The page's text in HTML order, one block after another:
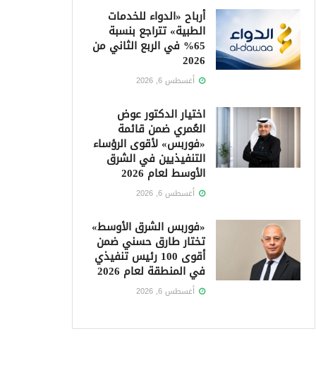
أرباح «الدواء للخدمات
الطبية» تتراجع بنسبة
65% في الربع الثاني من
2026
أغسطس 6, 2026
اختيار الدكتور عوض
العُمري ضمن قائمة
«فوربس» لأقوى الرؤساء
التنفيذيين في الشرق
الأوسط لعام 2026
أغسطس 6, 2026
«فوربس الشرق الأوسط»
تختار طارق حسني ضمن
أقوى 100 رئيس تنفيذي
في المنطقة لعام 2026
أغسطس 6, 2026